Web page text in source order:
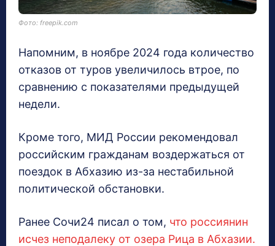
Фото: freepik.com
Напомним, в ноябре 2024 года количество
отказов от туров увеличилось втрое, по
сравнению с показателями предыдущей
недели.
Кроме того, МИД России рекомендовал
российским гражданам воздержаться от
поездок в Абхазию из-за нестабильной
политической обстановки.
Ранее Сочи24 писал о том, что россиянин
исчез неподалеку от озера Рица в Абхазии.